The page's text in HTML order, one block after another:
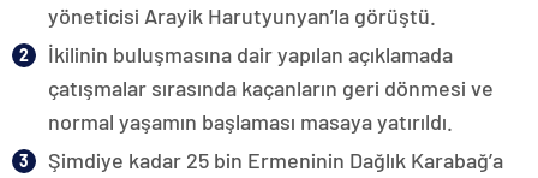
yöneticisi Arayik Harutyunyan’la görüştü.
İkilinin buluşmasına dair yapılan açıklamada
çatışmalar sırasında kaçanların geri dönmesi ve
normal yaşamın başlaması masaya yatırıldı.
Şimdiye kadar 25 bin Ermeninin Dağlık Karabağ’a